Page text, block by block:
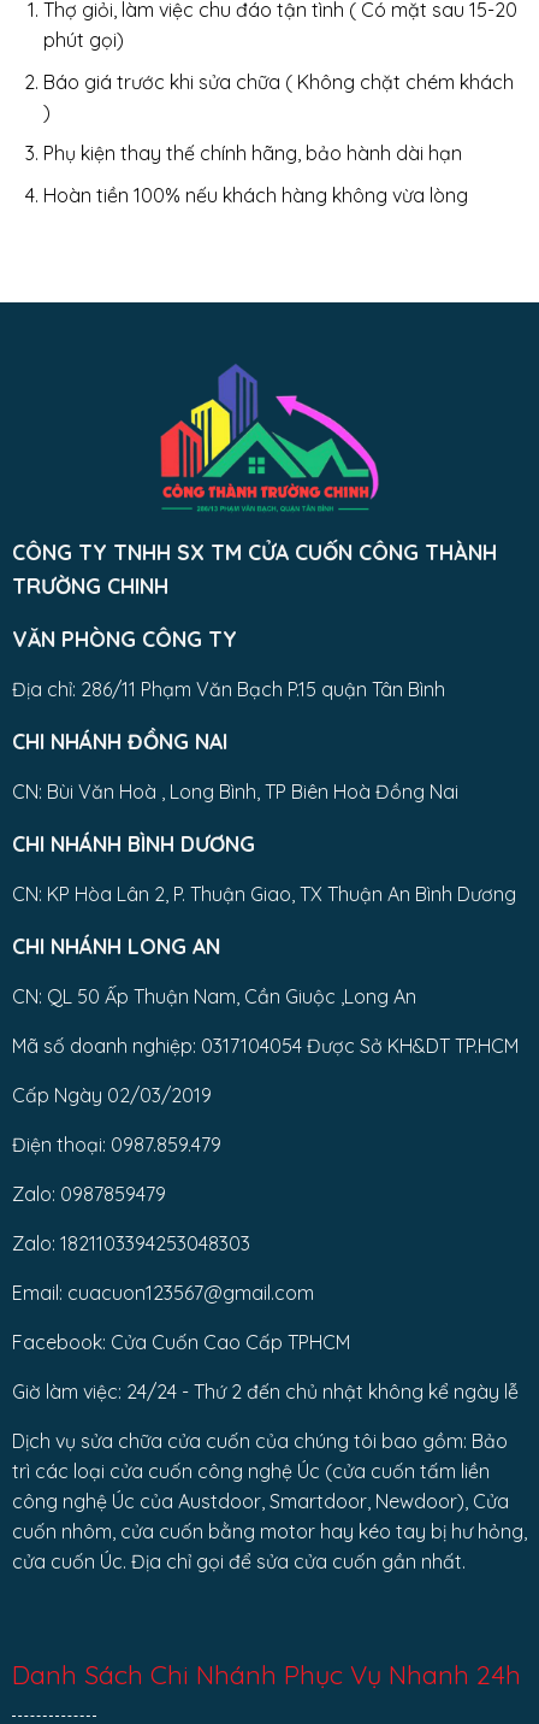
Thợ giỏi, làm việc chu đáo tận tình ( Có mặt sau 15-20
phút gọi)
Báo giá trước khi sửa chữa ( Không chặt chém khách
)
Phụ kiện thay thế chính hãng, bảo hành dài hạn
Hoàn tiền 100% nếu khách hàng không vừa lòng
CÔNG TY TNHH SX TM CỬA CUỐN CÔNG THÀNH
TRƯỜNG CHINH
VĂN PHÒNG CÔNG TY
Địa chỉ: 286/11 Phạm Văn Bạch P.15 quận Tân Bình
CHI NHÁNH ĐỒNG NAI
CN: Bùi Văn Hoà , Long Bình, TP Biên Hoà Đồng Nai
CHI NHÁNH BÌNH DƯƠNG
CN: KP Hòa Lân 2, P. Thuận Giao, TX Thuận An Bình Dương
CHI NHÁNH LONG AN
CN: QL 50 Ấp Thuận Nam, Cần Giuộc ,Long An
Mã số doanh nghiệp: 0317104054 Được Sở KH&DT TP.HCM
Cấp Ngày 02/03/2019
Điện thoại: 0987.859.479
Zalo: 0987859479
Zalo: 1821103394253048303
Email: cuacuon123567@gmail.com
Facebook: Cửa Cuốn Cao Cấp TPHCM
Giờ làm việc: 24/24 - Thứ 2 đến chủ nhật không kể ngày lễ
Dịch vụ sửa chữa cửa cuốn của chúng tôi bao gồm: Bảo
trì các loại cửa cuốn công nghệ Úc (cửa cuốn tấm liền
công nghệ Úc của Austdoor, Smartdoor, Newdoor), Cửa
cuốn nhôm, cửa cuốn bằng motor hay kéo tay bị hư hỏng,
cửa cuốn Úc. Địa chỉ gọi để sửa cửa cuốn gần nhất.
Danh Sách Chi Nhánh Phục Vụ Nhanh 24h